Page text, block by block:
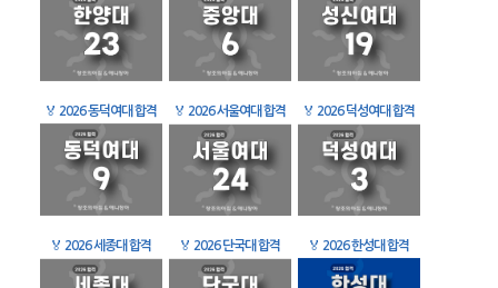
🏅 2026 동덕여대 합격 🏅 2026 서울여대 합격 🏅 2026 덕성여대 합격
🏅 2026 세종대 합격 🏅 2026 단국대 합격 🏅 2026 한성대 합격